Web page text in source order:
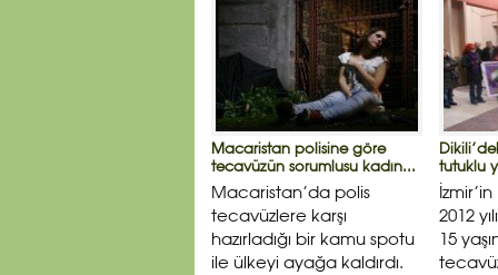
Macaristan polisine göre
tecavüzün sorumlusu kadın...
Macaristan’da polis
tecavüzlere karşı
hazırladığı bir kamu spotu
ile ülkeyi ayağa kaldırdı.
tutuklu
2012
15